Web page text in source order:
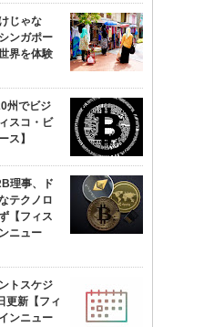
じゃな
ンガポー
界を体験
州でビジ
スコ・ビ
ス】
理事、ド
テクノロ
【フィス
ニュー
トスケジ
更新【フィ
ンニュー